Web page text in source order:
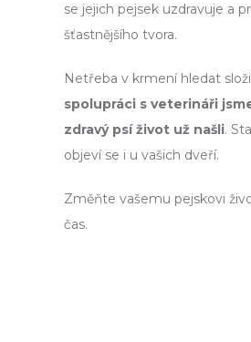
se jejich pejsek uzdravuje a
šťastnějšího tvora.
Netřeba v krmení hledat
spolupráci s veterináři
zdravý psí život už našli.
objeví se i u vašich dveří.
Změňte vašemu pejskovi
čas.